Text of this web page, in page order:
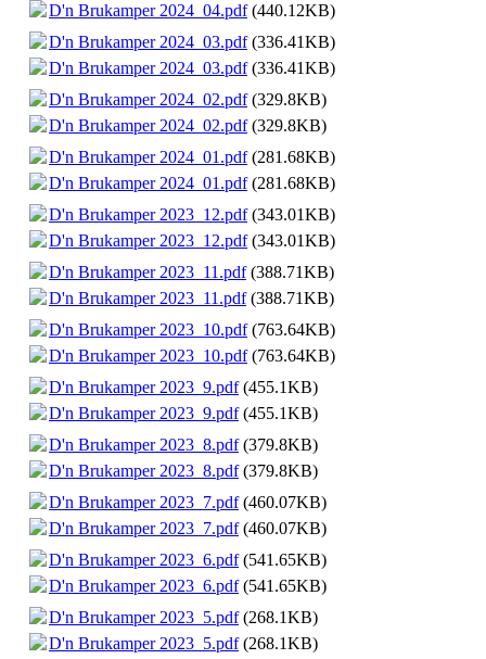
D'n Brukamper 2024_04.pdf(440.12KB)
D'n Brukamper 2024_03.pdf(336.41KB)
D'n Brukamper 2024_03.pdf(336.41KB)
D'n Brukamper 2024_02.pdf(329.8KB)
D'n Brukamper 2024_02.pdf(329.8KB)
D'n Brukamper 2024_01.pdf(281.68KB)
D'n Brukamper 2024_01.pdf(281.68KB)
D'n Brukamper 2023_12.pdf(343.01KB)
D'n Brukamper 2023_12.pdf(343.01KB)
D'n Brukamper 2023_11.pdf(388.71KB)
D'n Brukamper 2023_11.pdf(388.71KB)
D'n Brukamper 2023_10.pdf(763.64KB)
D'n Brukamper 2023_10.pdf(763.64KB)
D'n Brukamper 2023_9.pdf(455.1KB)
D'n Brukamper 2023_9.pdf(455.1KB)
D'n Brukamper 2023_8.pdf(379.8KB)
D'n Brukamper 2023_8.pdf(379.8KB)
D'n Brukamper 2023_7.pdf(460.07KB)
D'n Brukamper 2023_7.pdf(460.07KB)
D'n Brukamper 2023_6.pdf(541.65KB)
D'n Brukamper 2023_6.pdf(541.65KB)
D'n Brukamper 2023_5.pdf(268.1KB)
D'n Brukamper 2023_5.pdf(268.1KB)